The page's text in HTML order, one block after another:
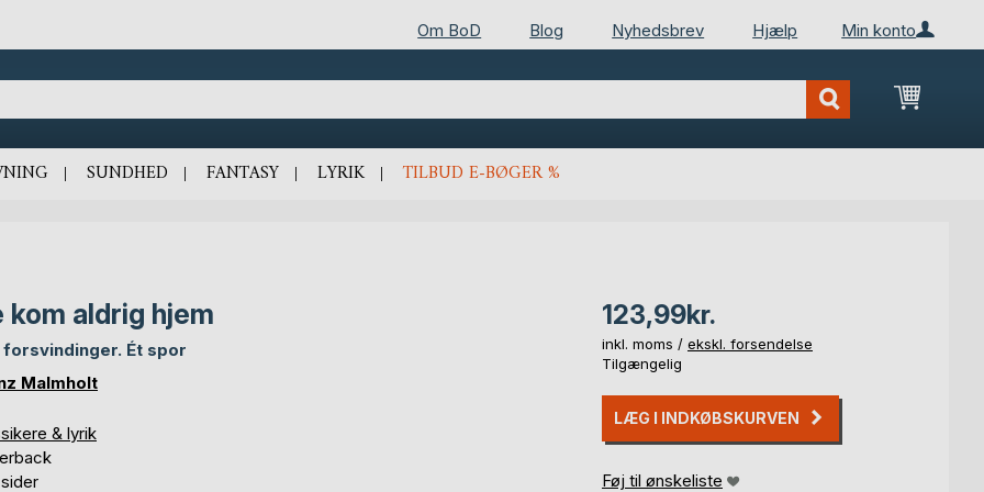
Min konto
Om BoD Blog Nyhedsbrev Hjælp
Min
SUNDHED FANTASY LYRIK TILBUD E-BØGER %
kom aldrig hjem
forsvindinger. Ét spor
Malmholt
& lyrik
123,99kr.
inkl. moms / ekskl. forsendelse
Tilgængelig
LÆG I INDKØBSKURVEN
Føj til ønskeliste